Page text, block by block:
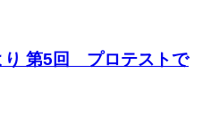
り 第5回 プロテストで